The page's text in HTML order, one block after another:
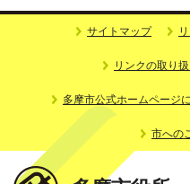
サイトマップ
リンクの取り
多摩市公式ホームページ
市への